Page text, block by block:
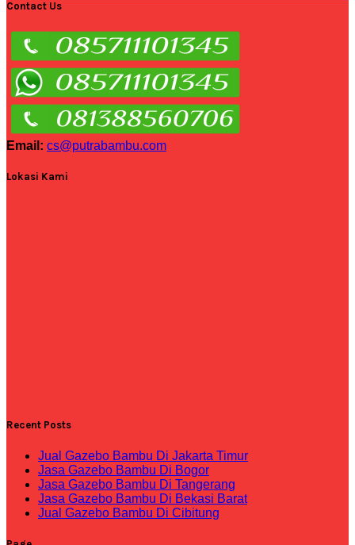
Contact Us
Email: cs@putrabambu.com
Lokasi Kami
Recent Posts
Jual Gazebo Bambu Di Jakarta Timur
Jasa Gazebo Bambu Di Bogor
Jasa Gazebo Bambu Di Tangerang
Jasa Gazebo Bambu Di Bekasi Barat
Jual Gazebo Bambu Di Cibitung